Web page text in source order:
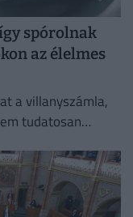
spórolnak
az élelmes
a villanyszámla,
tudatosan